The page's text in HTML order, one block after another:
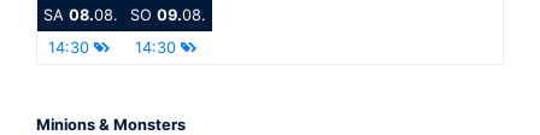
SA 08.08. SO 09.08.
14:30
14:30
Minions & Monsters